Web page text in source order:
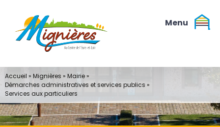
contenu
Accueil » Mignières » Mairie»
Démarches administratives et services publics »
Services aux particuliers